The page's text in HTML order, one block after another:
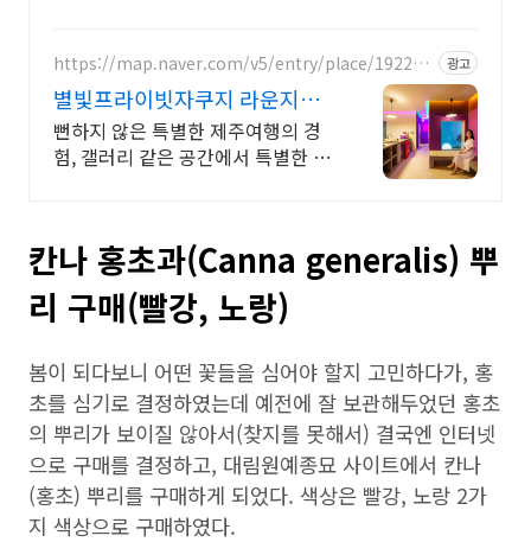
https://map.naver.com/v5/entry/place/192206
광고
별빛프라이빗자쿠지 라운지독
채 사진보다 더좋아요. 찐 리뷰
뻔하지 않은 특별한 제주여행의 경
험, 갤러리 같은 공간에서 특별한 가
칸나 홍초과(Canna generalis) 뿌
리 구매(빨강, 노랑)
봄이 되다보니 어떤 꽃들을 심어야 할지 고민하다가, 홍
초를 심기로 결정하였는데 예전에 잘 보관해두었던 홍초
의 뿌리가 보이질 않아서(찾지를 못해서) 결국엔 인터넷
으로 구매를 결정하고, 대림원예종묘 사이트에서 칸나
(홍초) 뿌리를 구매하게 되었다. 색상은 빨강, 노랑 2가
지 색상으로 구매하였다.